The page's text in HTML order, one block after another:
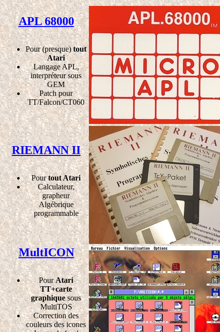
APL 68000
Pour (presque)tout
Atari
Langage APL,
interpréteur sous
GEM
Patch pour
TT/Falcon/CT060
RIEMANN II
Pourtout Atari
Calculateur,
grapheur
Algébrique
programmable
MultICON
PourAtari
TT+carte
graphiquesous
MultiTOS
Correction des
couleurs des icones